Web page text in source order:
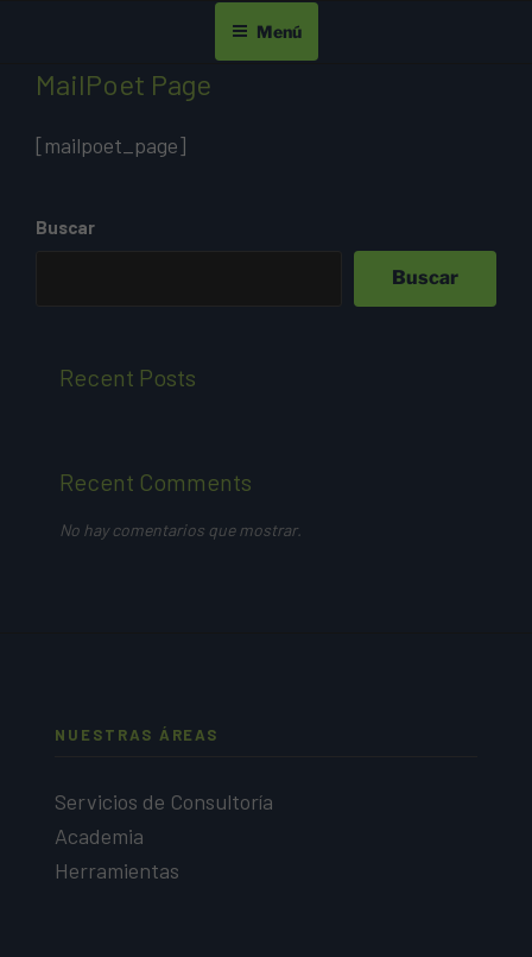
Menú
MailPoet Page
[mailpoet_page]
Buscar
Buscar
Recent Posts
Recent Comments
No hay comentarios que mostrar.
NUESTRAS ÁREAS
Servicios de Consultoría
Academia
Herramientas